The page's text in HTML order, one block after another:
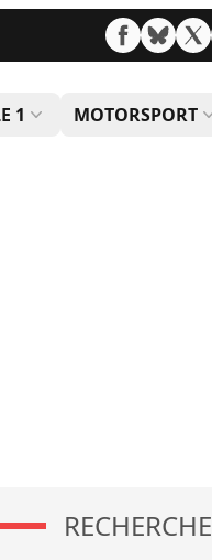
1 MOTORSPORT
RECHERCHE